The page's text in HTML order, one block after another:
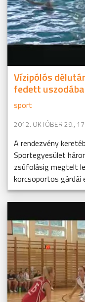
Vízipólós
fedett
sport
2012. OKTÓBER 29.,
A rendezvény
Sportegyesület
zsúfolásig megtelt
korcsoportos gárdái